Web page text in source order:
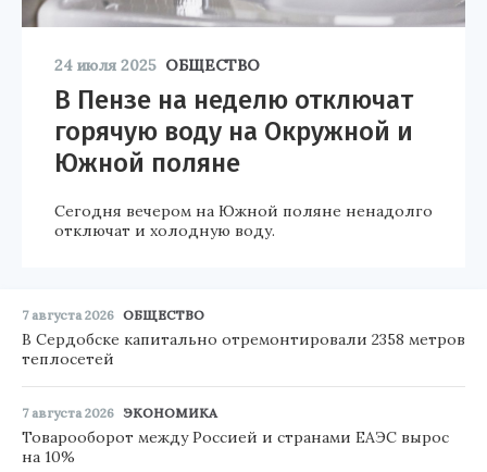
24 июля 2025 ОБЩЕСТВО
В Пензе на неделю отключат
горячую воду на Окружной и
Южной поляне
Сегодня вечером на Южной поляне ненадолго
отключат и холодную воду.
7 августа 2026 ОБЩЕСТВО
В Сердобске капитально отремонтировали 2358 метров
теплосетей
7 августа 2026 ЭКОНОМИКА
Товарооборот между Россией и странами ЕАЭС вырос
на 10%